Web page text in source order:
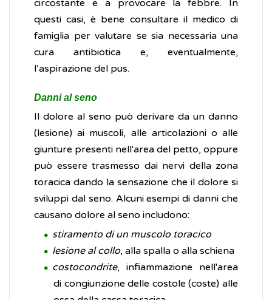
circostante e a provocare la febbre. In
questi casi, è bene consultare il medico di
famiglia per valutare se sia necessaria una
cura antibiotica e, eventualmente,
l’aspirazione del pus.
Danni al seno
Il dolore al seno può derivare da un danno
(lesione) ai muscoli, alle articolazioni o alle
giunture presenti nell'area del petto, oppure
può essere trasmesso dai nervi della zona
toracica dando la sensazione che il dolore si
sviluppi dal seno. Alcuni esempi di danni che
causano dolore al seno includono:
stiramento di un muscolo toracico
lesione al collo, alla spalla o alla schiena
costocondrite, infiammazione nell'area
di congiunzione delle costole (coste) alle